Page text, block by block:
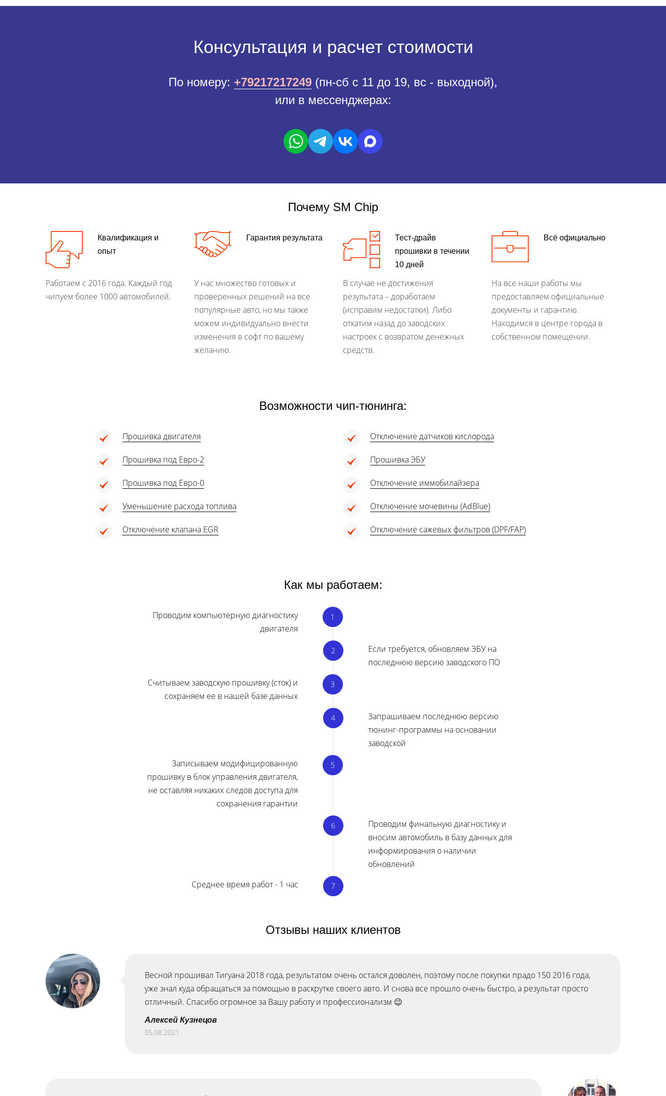
Консультация и расчет стоимости
По номеру: +79217217249 (пн-сб с 11 до 19, вс - выходной),
или в мессенджерах:
Почему SM Chip
Квалификация и
опыт
Работаем с 2016 года. Каждый год
чипуем более 1000 автомобилей.
Гарантия результата
У нас множество готовых и
проверенных решений на все
популярные авто, но мы также
можем индивидуально внести
изменения в софт по вашему
желанию.
Тест-драйв
прошивки в течении
10 дней
В случае не достижения
результата – доработаем
(исправим недостатки). Либо
откатим назад до заводских
настроек с возвратом денежных
средств.
Всё официально
На все наши работы мы
предоставляем официальные
документы и гарантию.
Находимся в центре города в
собственном помещении.
Возможности чип-тюнинга:
Прошивка двигателя
Прошивка под Евро-2
Прошивка под Евро-0
Уменьшение расхода топлива
Отключение клапана EGR
Отключение датчиков кислорода
Прошивка ЭБУ
Отключение иммобилайзера
Отключение мочевины (AdBlue)
Отключение сажевых фильтров (DPF/FAP)
Как мы работаем:
Проводим компьютерную диагностику
двигателя
Если требуется, обновляем ЭБУ на
последнюю версию заводского ПО
Считываем заводскую прошивку (сток) и
сохраняем ее в нашей базе данных
Запрашиваем последнюю версию
тюнинг-программы на основании
заводской
Записываем модифицированную
прошивку в блок управления двигателя,
не оставляя никаких следов доступа для
сохранения гарантии
Проводим финальную диагностику и
вносим автомобиль в базу данных для
информирования о наличии
обновлений
Среднее время работ - 1 час
Отзывы наших клиентов
Весной прошивал Тигуана 2018 года, результатом очень остался доволен, поэтому после покупки прадо 150 2016 года,
уже знал куда обращаться за помощью в раскрутке своего авто. И снова все прошло очень быстро, а результат просто
отличный. Спасибо огромное за Вашу работу и профессионализм 😉
Алексей Кузнецов
05.08.2021